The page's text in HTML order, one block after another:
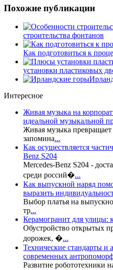
Похожие публикации
строительства фонтанов
Как подготовиться к
установки пластиковых
Интересное
Живая музыка на
идеальной музыкальной
Живая музыка
запомина...
Как осуществляется
Benz S204
Mercedes-Benz S204 -
среди россий�...
Как выпускной наряд
выразить
Выбор платья на
тр...
Керамогранит для улицы:
Обустройство открытых
дорожек, �...
Технические стандарты и
современных
Развитие робототехники